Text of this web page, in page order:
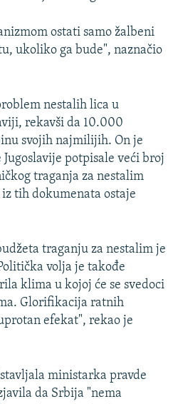
ostati samo žalbeni
ukoliko ga bude", naznačio
nestalih lica u
rekavši da 10.000
svojih najmilijih. On je
potpisale veći broj
traganja za nestalim
tih dokumenata ostaje
traganju za nestalim je
volja je takođe
klima u kojoj će se svedoci
Glorifikacija ratnih
efekat", rekao je
ministarka pravde
da Srbija "nema